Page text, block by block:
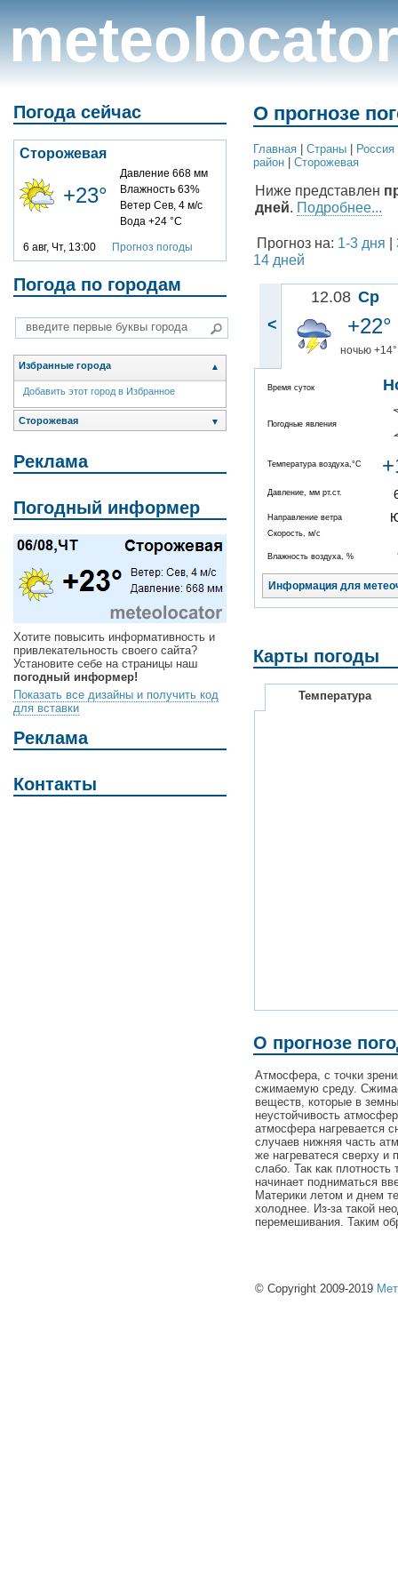
meteolocator
Погода сейчас
Сторожевая
+23°
Давление 668 мм
Влажность 63%
Ветер Сев, 4 м/с
Вода +24 °C
6 авг, Чт, 13:00 Прогноз погоды
Погода по городам
Избранные города ▲
Добавить этот город в Избранное
Сторожевая ▼
Реклама
Погодный информер
Хотите повысить информативность и
привлекательность своего сайта?
Установите себе на страницы наш
погодный информер!
Показать все дизайны и получить код
для вставки
Реклама
Контакты
О прогнозе
Главная | Cтраны | Россия
район | Сторожевая
Ниже представлен
дней Подробнее...
Прогноз на: 1-3 дня |
14 дней
<
12.08 Ср
+22°
ночью +14°
Время суток
Погодные явления
Температура воздуха,°C
Давление, мм рт.ст.
Направление ветра
Скорость, м/с
Влажность воздуха, %
Информация для
Карты погоды
Температура
О прогнозе
Атмосфера, с точки
сжимаемую среду.
веществ, которые в
неустойчивость
атмосфера нагревается
случаев нижняя часть
же нагреватеся сверху и
слабо. Так как
начинает подниматься
Материки летом и днем
холоднее. Из-за такой
перемешивания. Таким
© Copyright 2009-2019